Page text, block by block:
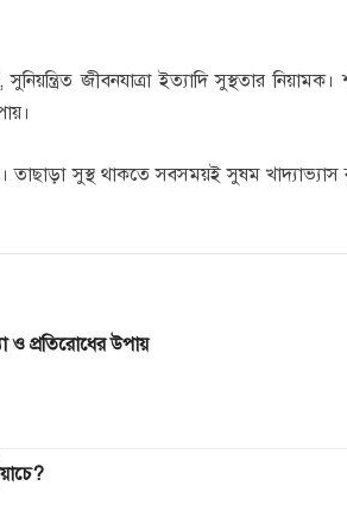
জীবনযাত্রা ইত্যাদি সুস্থতার
তাছাড়া সুস্থ থাকতে সবসময়ই সুষম খাদ্যাভ্যাস
ও প্রতিরোধের উপায়